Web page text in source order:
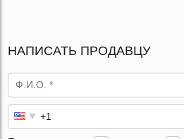
НАПИСАТЬ ПРОДАВЦУ